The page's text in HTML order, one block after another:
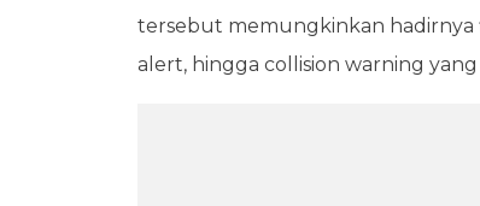
tersebut memungkinkan
alert, hingga collision warning